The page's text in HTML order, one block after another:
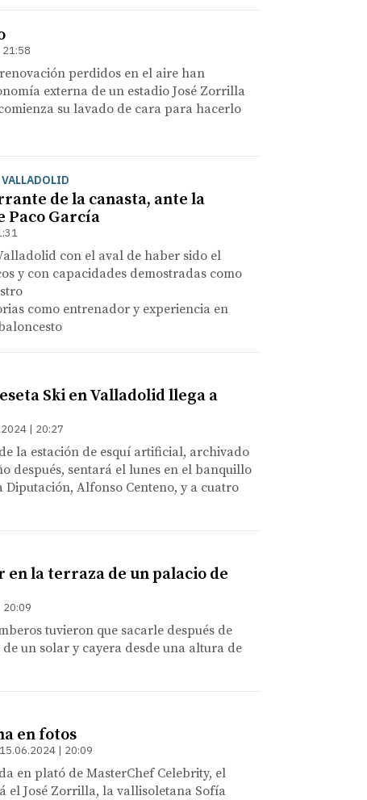
perdidos en el aire han
externa de un estadio José Zorrilla
su lavado de cara para hacerlo
de la canasta, ante la
Paco García
con el aval de haber sido el
y con capacidades demostradas como
como entrenador y experiencia en
Ski en Valladolid llega a
| 20:27
la estación de esquí artificial, archivado
después, sentará el lunes en el banquillo
Diputación, Alfonso Centeno, y a cuatro
en la terraza de un palacio de
20:09
tuvieron que sacarle después de
un solar y cayera desde una altura de
en fotos
15.06.2024 | 20:09
en plató de MasterChef Celebrity, el
el José Zorrilla, la vallisoletana Sofía